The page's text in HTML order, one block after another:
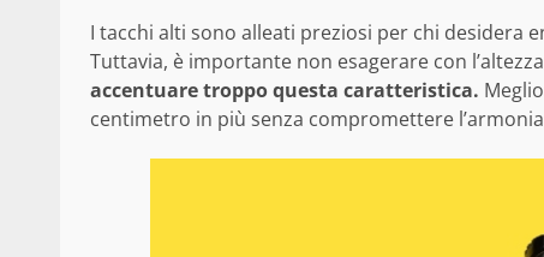
I tacchi alti sono alleati preziosi per chi desidera
Tuttavia, è importante non esagerare con
accentuare troppo questa caratteristica.
centimetro in più senza compromettere